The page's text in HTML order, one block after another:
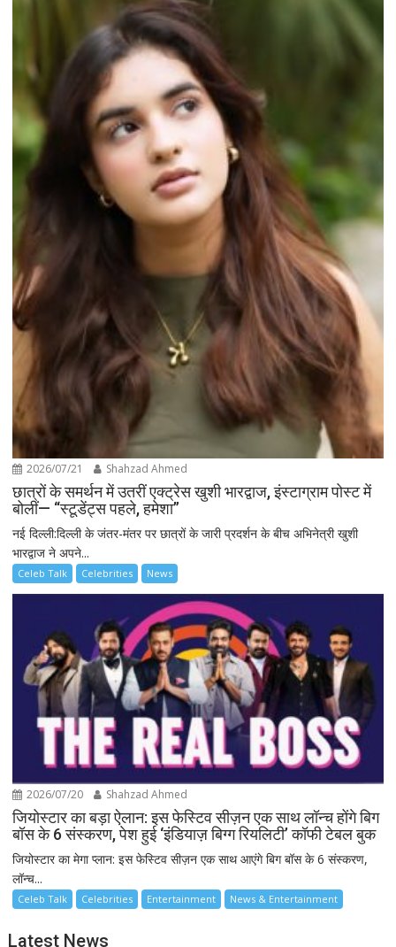
2026/07/21 Shahzad Ahmed
छात्रों के समर्थन में उतरीं एक्ट्रेस खुशी भारद्वाज, इंस्टाग्राम पोस्ट में
बोलीं— “स्टूडेंट्स पहले, हमेशा”
नई दिल्ली:दिल्ली के जंतर-मंतर पर छात्रों के जारी प्रदर्शन के बीच अभिनेत्री खुशी
भारद्वाज ने अपने...
Celeb Talk Celebrities News
2026/07/20 Shahzad Ahmed
जियोस्टार का बड़ा ऐलान: इस फेस्टिव सीज़न एक साथ लॉन्च होंगे बिग
बॉस के 6 संस्करण, पेश हुई ‘इंडियाज़ बिग्ग रियलिटी’ कॉफी टेबल बुक
जियोस्टार का मेगा प्लान: इस फेस्टिव सीज़न एक साथ आएंगे बिग बॉस के 6 संस्करण,
लॉन्च...
Celeb Talk Celebrities Entertainment News & Entertainment
Latest News